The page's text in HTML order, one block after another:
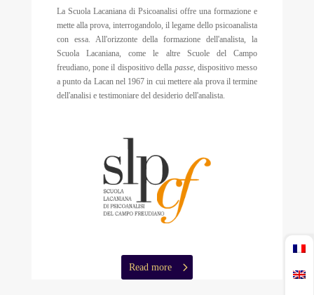
La Scuola Lacaniana di Psicoanalisi offre una formazione e
mette alla prova, interrogandolo, il legame dello psicoanalista
con essa. All'orizzonte della formazione dell'analista, la
Scuola Lacaniana, come le altre Scuole del Campo
freudiano, pone il dispositivo della passe, dispositivo messo
a punto da Lacan nel 1967 in cui mettere ala prova il termine
dell'analisi e testimoniare del desiderio dell'analista.
Read more